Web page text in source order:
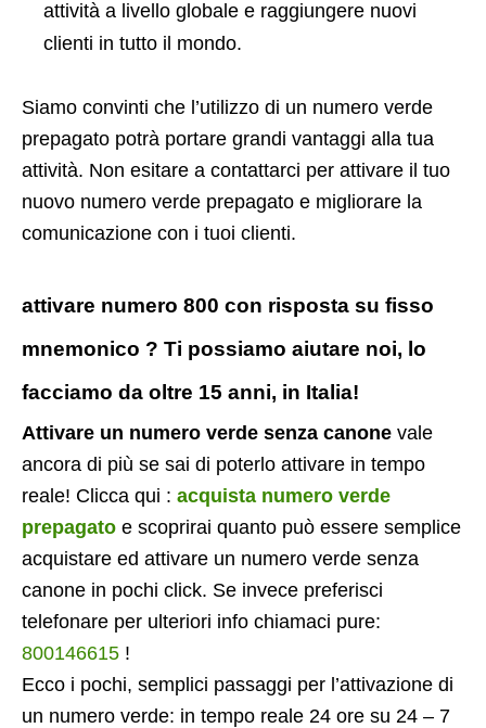
attività a livello globale e raggiungere nuovi
clienti in tutto il mondo.
Siamo convinti che l’utilizzo di un numero verde
prepagato potrà portare grandi vantaggi alla tua
attività. Non esitare a contattarci per attivare il tuo
nuovo numero verde prepagato e migliorare la
comunicazione con i tuoi clienti.
attivare numero 800 con risposta su fisso
mnemonico ? Ti possiamo aiutare noi, lo
facciamo da oltre 15 anni, in Italia!
Attivare un numero verde senza canone vale
ancora di più se sai di poterlo attivare in tempo
reale! Clicca qui : acquista numero verde
prepagato e scoprirai quanto può essere semplice
acquistare ed attivare un numero verde senza
canone in pochi click. Se invece preferisci
telefonare per ulteriori info chiamaci pure:
800146615 !
Ecco i pochi, semplici passaggi per l’attivazione di
un numero verde: in tempo reale 24 ore su 24 – 7